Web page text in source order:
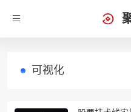
可视化